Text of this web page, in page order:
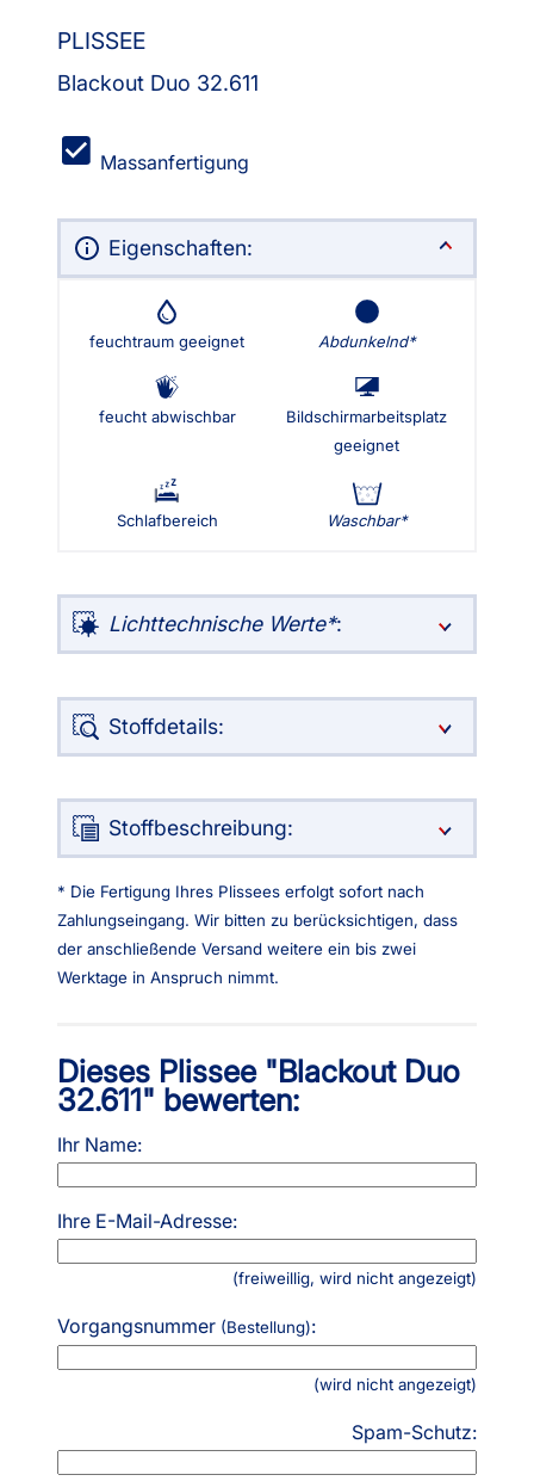
PLISSEE
Blackout Duo 32.611
Massanfertigung
Eigenschaften:
feuchtraum geeignet Abdunkelnd
feucht abwischbar
Bildschirmarbeitsplatz
geeignet
Schlafbereich Waschbar
Lichttechnische Werte :
Stoffdetails:
Stoffbeschreibung:
* Die Fertigung Ihres Plissees erfolgt sofort nach
Zahlungseingang. Wir bitten zu berücksichtigen, dass
der anschließende Versand weitere ein bis zwei
Werktage in Anspruch nimmt.
Dieses Plissee "Blackout Duo
32.611" bewerten:
Ihr Name:
Ihre E-Mail-Adresse:
(freiweillig, wird nicht angezeigt)
Vorgangsnummer (Bestellung):
(wird nicht angezeigt)
Spam-Schutz: